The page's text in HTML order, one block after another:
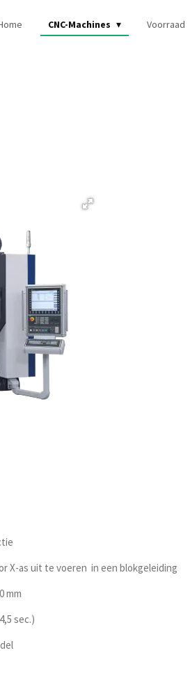
CNC-Machines Voorraad
X-as uit te voeren in een blokgeleiding
mm
sec.)